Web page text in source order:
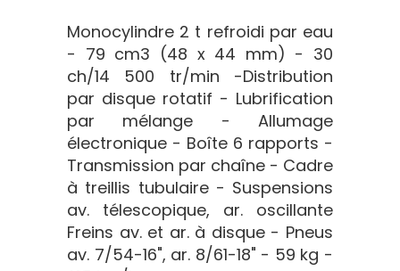
Monocylindre 2 t refroidi par eau
- 79 cm3 (48 x 44 mm) - 30
ch/14 500 tr/min -Distribution
par disque rotatif - Lubrification
par mélange - Allumage
électronique - Boîte 6 rapports -
Transmission par chaîne - Cadre
à treillis tubulaire - Suspensions
av. télescopique, ar. oscillante
Freins av. et ar. à disque - Pneus
av. 7/54-16", ar. 8/61-18" - 59 kg -